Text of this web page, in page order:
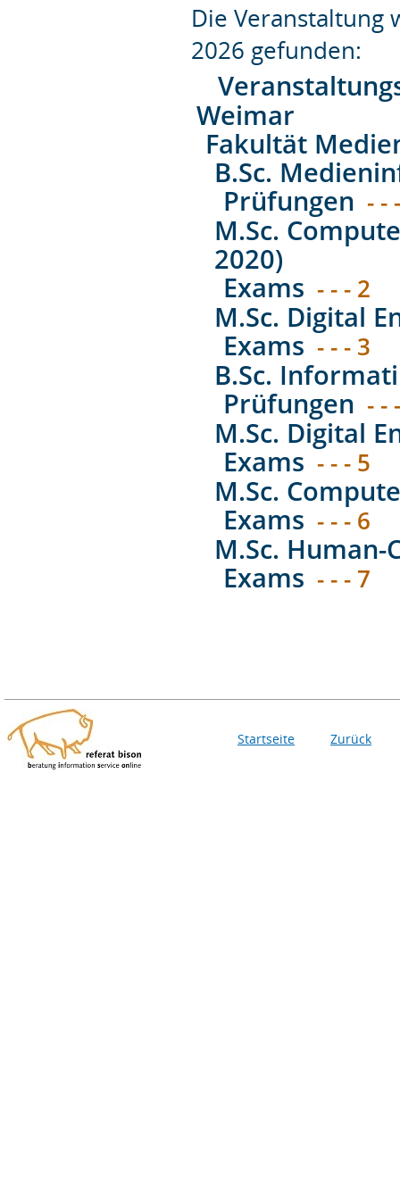
Die Veranstaltung
2026 gefunden:
Weimar
Fakultät
B.Sc.
Prüfungen - -
M.Sc.
2020)
Exams - - - 2
M.Sc. Digital
Exams - - - 3
B.Sc.
Prüfungen - -
M.Sc. Digital
Exams - - - 5
M.Sc.
Exams - - - 6
M.Sc.
Exams - - - 7
Startseite Zurück